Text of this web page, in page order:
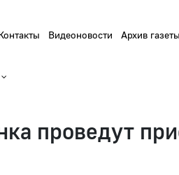
Видеоновости Архив газеты
проведут